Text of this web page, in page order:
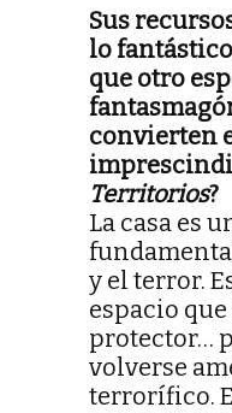
Sus
lo
que otro
convierten
Territorios?
La casa es
y el terror.
espacio
protector…
volverse
terrorífico.